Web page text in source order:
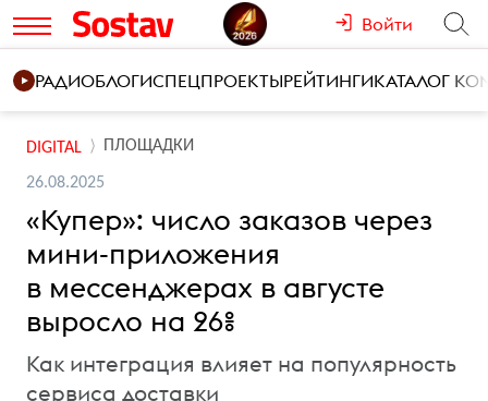
Войти
РАДИОБЛОГИСПЕЦПРОЕКТЫРЕЙТИНГИКАТАЛОГ
DIGITAL ПЛОЩАДКИ
26.08.2025
«Купер»: число заказов через
мини-приложения
в мессенджерах в августе
выросло на 26%
Как интеграция влияет на популярность
сервиса доставки